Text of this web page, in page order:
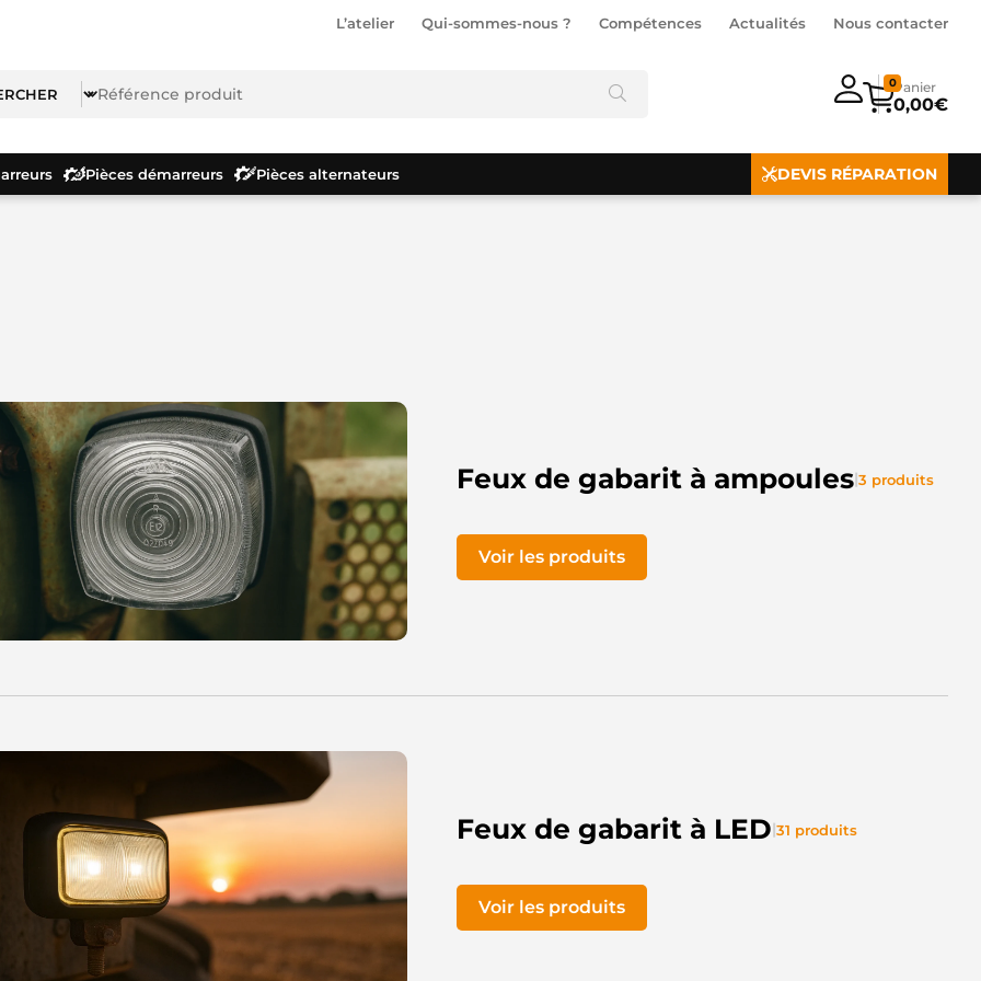
L’atelier Qui-sommes-nous ? Compétences Actualités Nous contacter
0,00€
0
Pièces démarreurs Pièces alternateurs DEVIS RÉPARATION
Feux de gabarit à ampoules|3 produits
Voir les produits
Feux de gabarit à LED|31 produits
Voir les produits